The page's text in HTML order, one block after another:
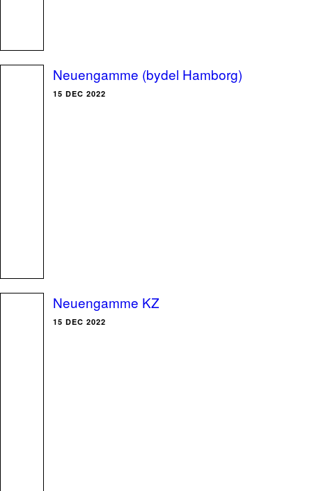
Neuengamme (bydel Hamborg)
15 DEC 2022
Neuengamme KZ
15 DEC 2022